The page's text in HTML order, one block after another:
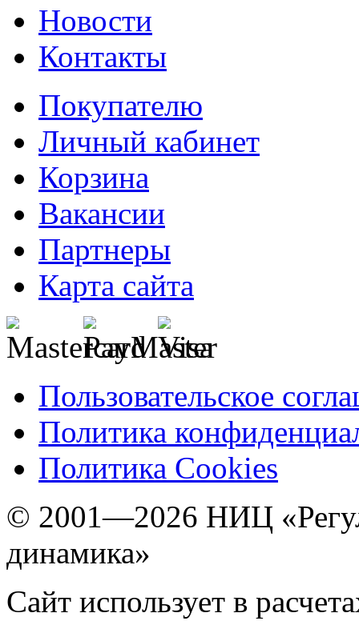
Новости
Контакты
Покупателю
Личный кабинет
Корзина
Вакансии
Партнеры
Карта сайта
Пользовательское
Политика
Политика Cookies
© 2001—2026 НИЦ
динамика»
Сайт использует в